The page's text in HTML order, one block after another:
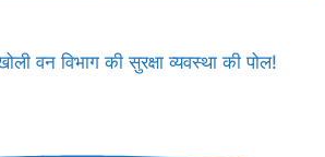
वन विभाग की सुरक्षा व्यवस्था की पोल!